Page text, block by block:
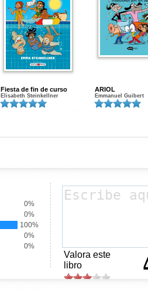
Fiesta de fin de curso
Elisabeth Steinkellner
ARIOL
Emmanuel Guibert
0%
0%
100%
0%
0%
Valora este
libro